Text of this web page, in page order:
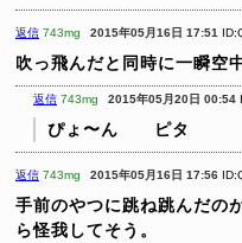
返信 743mg 2015年05月16日 17:51
吹っ飛んだと同時に一瞬空
返信 743mg 2015年05月20日 00:54
ぴょ〜ん ピタ
返信 743mg 2015年05月16日 17:56
手前のやつに跳ね跳んだの
ら怪我してそう。